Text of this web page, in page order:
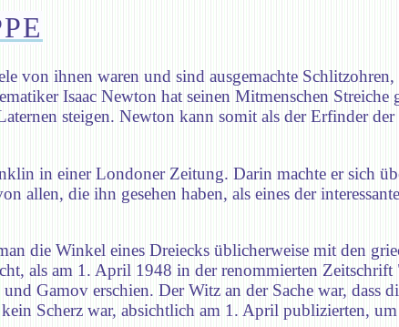
von ihnen waren und sind ausgemachte
Isaac Newton hat seinen Mitmenschen Streiche
steigen. Newton kann somit als der Erfinder der
in einer Londoner Zeitung. Darin machte er sich
die ihn gesehen haben, als eines der
die Winkel eines Dreiecks üblicherweise mit den
als am 1. April 1948 in der renommierten Zeitschrift
Gamov erschien. Der Witz an der Sache war, dass
Scherz war, absichtlich am 1. April publizierten,